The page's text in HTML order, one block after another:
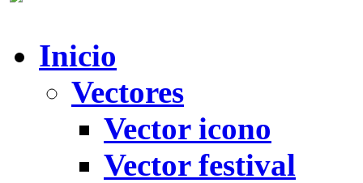
Inicio
Vectores
Vector icono
Vector festival